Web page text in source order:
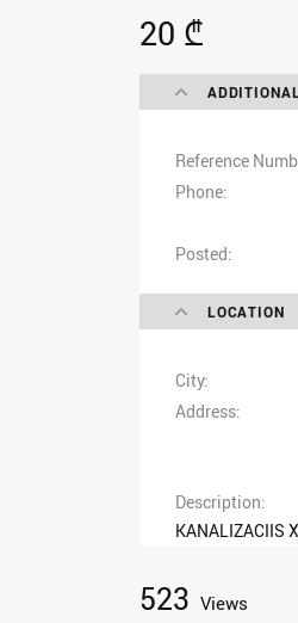
20 ₾
Reference
Phone
Posted
LOCATION
City
Address
Description
KANALIZACIIS
523 Views